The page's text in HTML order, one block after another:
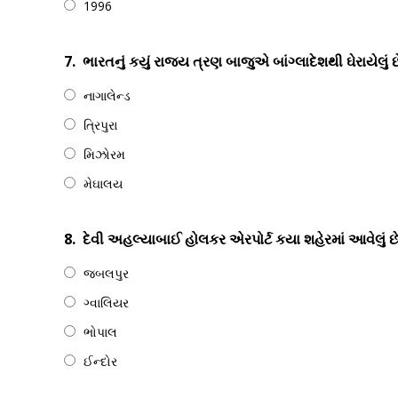
1996
7. ભારતનું કયું રાજ્ય ત્રણ બાજુએ બાંગ્લાદેશથી ઘેરાયેલું
નાગાલેન્ડ
ત્રિપુરા
મિઝોરમ
મેઘાલય
8. દેવી અહલ્યાબાઈ હોલકર એરપોર્ટ કયા શહેરમાં આવેલું
જબલપુર
ગ્વાલિયર
ભોપાલ
ઈન્દોર